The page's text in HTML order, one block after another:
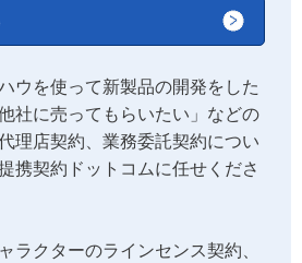
ウを使って新製品の開発をした
社に売ってもらいたい」などの
理店契約、業務委託契約につい
携契約ドットコムに任せくださ
ラクターのラインセンス契約、